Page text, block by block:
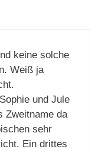
keine solche
Weiß ja
und Jule
Zweitname da
sehr
Ein drittes